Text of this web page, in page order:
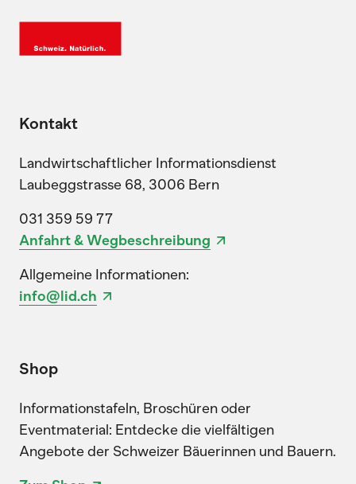
Kontakt
Landwirtschaftlicher Informationsdienst
Laubeggstrasse 68, 3006 Bern
031 359 59 77
Anfahrt & Wegbeschreibung
Allgemeine Informationen:
info@lid.ch
Shop
Informationstafeln, Broschüren oder
Eventmaterial: Entdecke die vielfältigen
Angebote der Schweizer Bäuerinnen und Bauern.